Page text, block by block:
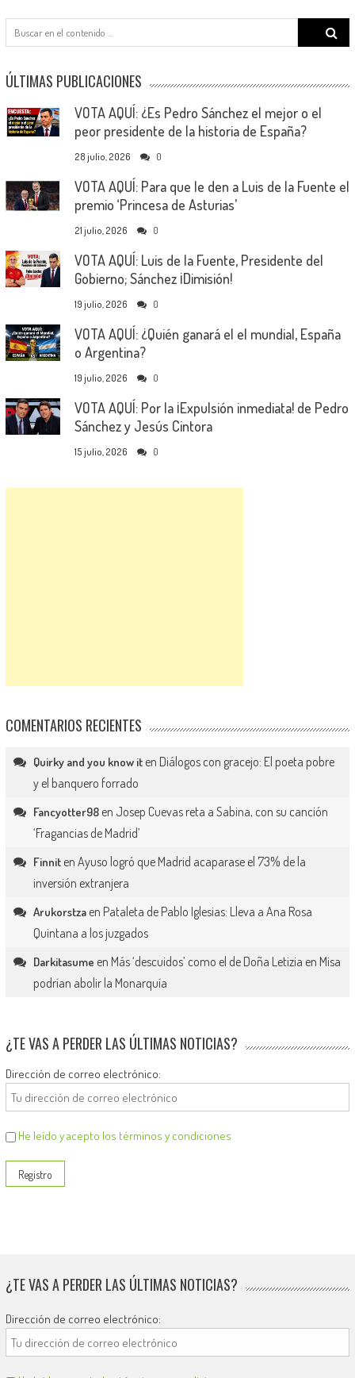
Search
for:
ÚLTIMAS PUBLICACIONES
VOTA AQUÍ: ¿Es Pedro Sánchez el mejor o el
peor presidente de la historia de España?
28 julio, 2026 0
VOTA AQUÍ: Para que le den a Luis de la Fuente el
premio ‘Princesa de Asturias’
21 julio, 2026 0
VOTA AQUÍ: Luis de la Fuente, Presidente del
Gobierno; Sánchez ¡Dimisión!
19 julio, 2026 0
VOTA AQUÍ: ¿Quién ganará el el mundial, España
o Argentina?
19 julio, 2026 0
VOTA AQUÍ: Por la ¡Expulsión inmediata! de Pedro
Sánchez y Jesús Cintora
15 julio, 2026 0
COMENTARIOS RECIENTES
Quirky and you know iten Diálogos con gracejo: El poeta pobre
y el banquero forrado
Fancyotter98en Josep Cuevas reta a Sabina, con su canción
‘Fragancias de Madrid’
Finniten Ayuso logró que Madrid acaparase el 73% de la
inversión extranjera
Arukorstzaen Pataleta de Pablo Iglesias: Lleva a Ana Rosa
Quintana a los juzgados
Darkitasume en Más ‘descuidos’ como el de Doña Letizia en Misa
podrían abolir la Monarquía
¿TE VAS A PERDER LAS ÚLTIMAS NOTICIAS?
Dirección de correo electrónico:
He leído y acepto los términos y condiciones
¿TE VAS A PERDER LAS ÚLTIMAS NOTICIAS?
Dirección de correo electrónico: